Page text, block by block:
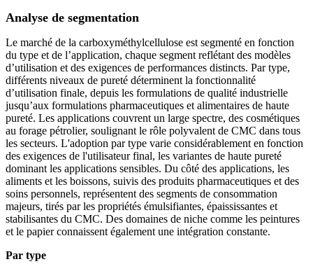
Analyse de segmentation
Le marché de la carboxyméthylcellulose est segmenté en fonction
du type et de l’application, chaque segment reflétant des modèles
d’utilisation et des exigences de performances distincts. Par type,
différents niveaux de pureté déterminent la fonctionnalité
d’utilisation finale, depuis les formulations de qualité industrielle
jusqu’aux formulations pharmaceutiques et alimentaires de haute
pureté. Les applications couvrent un large spectre, des cosmétiques
au forage pétrolier, soulignant le rôle polyvalent de CMC dans tous
les secteurs. L'adoption par type varie considérablement en fonction
des exigences de l'utilisateur final, les variantes de haute pureté
dominant les applications sensibles. Du côté des applications, les
aliments et les boissons, suivis des produits pharmaceutiques et des
soins personnels, représentent des segments de consommation
majeurs, tirés par les propriétés émulsifiantes, épaississantes et
stabilisantes du CMC. Des domaines de niche comme les peintures
et le papier connaissent également une intégration constante.
Par type